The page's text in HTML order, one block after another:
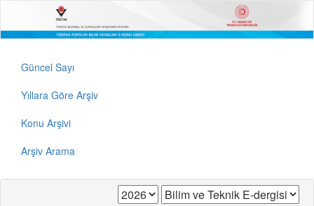
Güncel Sayı
Yıllara Göre Arşiv
Konu Arşivi
Arşiv Arama